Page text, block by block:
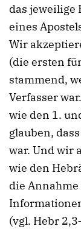
das jeweilige
eines
Wir
(die ersten
stammend,
Verfasser
wie den 1.
glauben,
war. Und wir
wie den
die
(vgl. Hebr